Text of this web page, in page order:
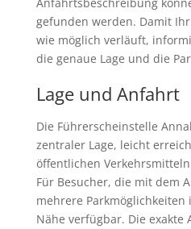
Anfahrtsbeschreibung
gefunden werden. Damit
wie möglich verläuft,
die genaue Lage und die
Lage und Anfahrt
Die Führerscheinstelle
zentraler Lage, leicht
öffentlichen
Für Besucher, die mit dem
mehrere
Nähe verfügbar. Die exakte